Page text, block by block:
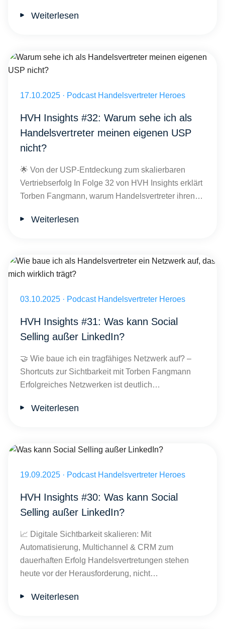
Weiterlesen
Veröffentlicht am 17.10.2025
17.10.2025 · Podcast Handelsvertreter Heroes
HVH Insights #32: Warum sehe ich als
Handelsvertreter meinen eigenen USP
nicht?
🌟 Von der USP-Entdeckung zum skalierbaren
Vertriebserfolg In Folge 32 von HVH Insights erklärt
Torben Fangmann, warum Handelsvertreter ihren…
Weiterlesen
Veröffentlicht am 03.10.2025
03.10.2025 · Podcast Handelsvertreter Heroes
HVH Insights #31: Was kann Social
Selling außer LinkedIn?
🤝 Wie baue ich ein tragfähiges Netzwerk auf? –
Shortcuts zur Sichtbarkeit mit Torben Fangmann
Erfolgreiches Netzwerken ist deutlich…
Weiterlesen
Veröffentlicht am 19.09.2025
19.09.2025 · Podcast Handelsvertreter Heroes
HVH Insights #30: Was kann Social
Selling außer LinkedIn?
📈 Digitale Sichtbarkeit skalieren: Mit
Automatisierung, Multichannel & CRM zum
dauerhaften Erfolg Handelsvertretungen stehen
heute vor der Herausforderung, nicht…
Weiterlesen